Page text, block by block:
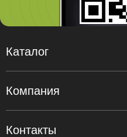
Контакты
Каталог
Компания